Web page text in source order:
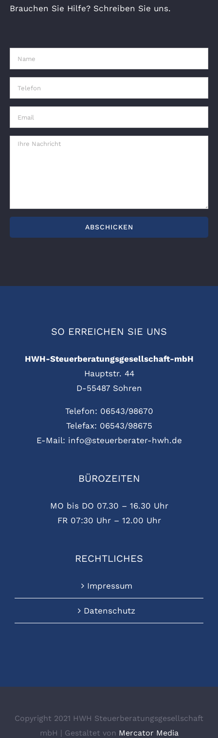
Brauchen Sie Hilfe? Schreiben Sie uns.
SO ERREICHEN SIE UNS
HWH-Steuerberatungsgesellschaft-mbH
Hauptstr. 44
D-55487 Sohren
Telefon: 06543/98670
Telefax: 06543/98675
E-Mail: info@steuerberater-hwh.de
BÜROZEITEN
MO bis DO 07.30 – 16.30 Uhr
FR 07:30 Uhr – 12.00 Uhr
RECHTLICHES
Impressum
Datenschutz
Copyright 2021 HWH Steuerberatungsgesellschaft
mbH | Gestaltet von Mercator Media